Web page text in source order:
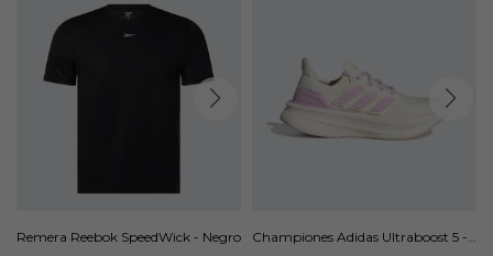
Remera Reebok SpeedWick - Negro
Championes Adidas Ultraboost 5 -